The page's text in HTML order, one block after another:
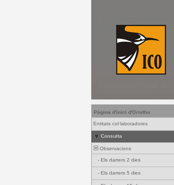
Pàgina d'inici d'Ornitho
Entitats col·laboradores
Consulta
Observacions
- Els darrers 2 dies
- Els darrers 5 dies